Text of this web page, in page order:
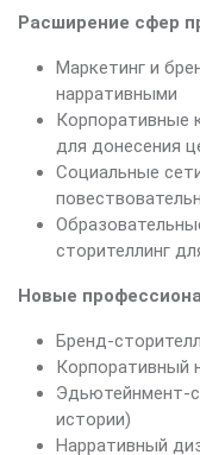
Расширение сфер
Маркетинг и
нарративными
Корпоративные
для донесения
Социальные
сторителлинг
Новые
Бренд-
Корпоративный
Эдьютейнмент-
истории)
Нарративный